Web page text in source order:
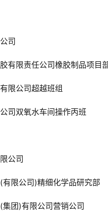
司
有限责任公司橡胶制品项目
限公司超越班组
司双氧水车间操作丙班
公司
限公司)精细化学品研究部
团)有限公司营销公司